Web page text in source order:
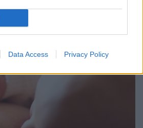
Data Access Privacy Policy
239 κρούσματα και 13 νεκρούς